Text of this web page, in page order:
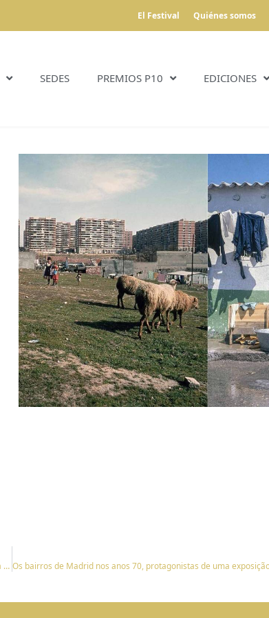
El Festival Quiénes somos
SEDES PREMIOS P10 EDICIONES
Los barrios de Madrid en los años 70, protagonistas de una exposición gratuita de fotos: así era el Madrid de la Transición